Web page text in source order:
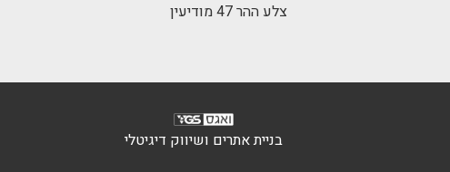
צלע ההר 47 מודיעין
בניית אתרים ושיווק דיגיטלי